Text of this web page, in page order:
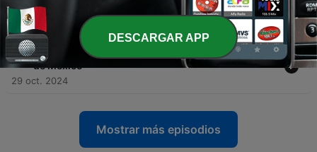
14 - Los Misteriosos Destellos en Ixtepec
30 oct. 2024
13 - El Luminoso OVNI sobre Televicentro en la Ciudad
de México
29 oct. 2024
Mostrar más episodios
DESCARGAR APP